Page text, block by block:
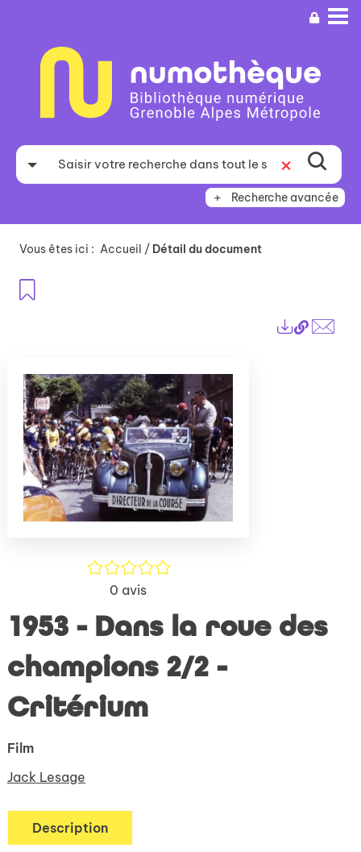
recherche
Recherche avancée
Vous êtes ici : Accueil / Détail du document
Lien
/5
0 avis
1953 - Dans la roue des
champions 2/2 -
Critérium
Film
Jack Lesage
Description